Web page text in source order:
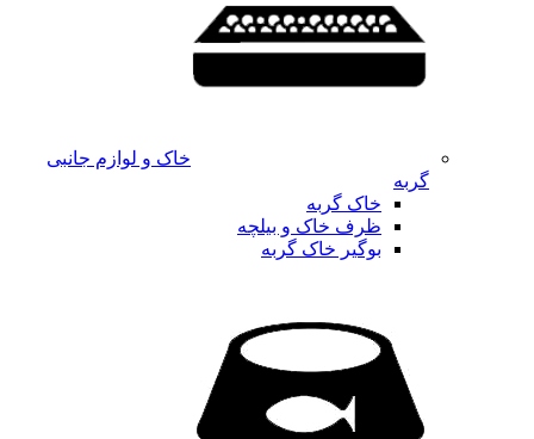
خاک و لوازم جانبی
گربه
خاک گربه
ظرف خاک و بیلچه
بوگیر خاک گربه